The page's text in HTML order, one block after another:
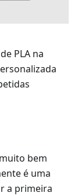
PLA na
bem
é uma
a primeira